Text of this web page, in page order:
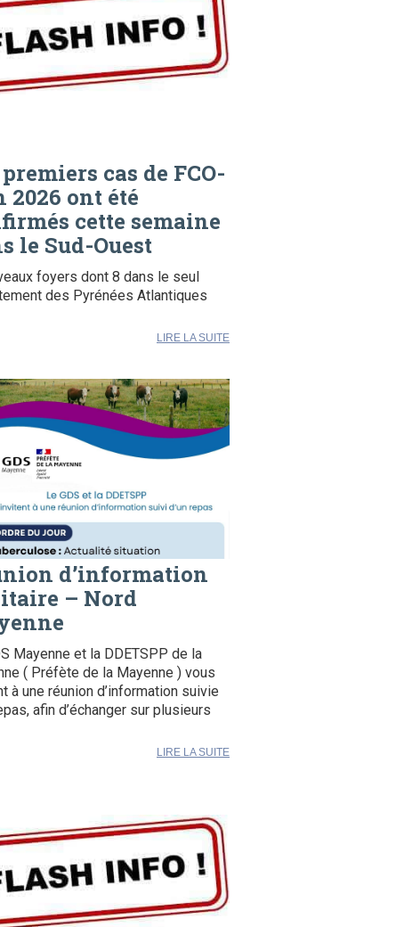
cas de FCO-
2026 ont été
cette semaine
le Sud-Ouest
foyers dont 8 dans le seul
des Pyrénées Atlantiques
LIRE LA SUITE
d’information
– Nord
Mayenne et la DDETSPP de la
( Préfète de la Mayenne ) vous
à une réunion d’information suivie
afin d’échanger sur plusieurs
LIRE LA SUITE